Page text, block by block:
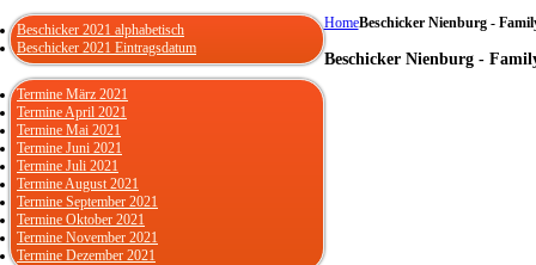
HomeBeschicker Nienburg -
Beschicker Nienburg -
Beschicker 2021 alphabetisch
Beschicker 2021 Eintragsdatum
Termine März 2021
Termine April 2021
Termine Mai 2021
Termine Juni 2021
Termine Juli 2021
Termine August 2021
Termine September 2021
Termine Oktober 2021
Termine November 2021
Termine Dezember 2021